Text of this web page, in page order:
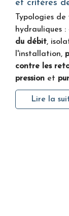
et critères
Typologies
hydrauliques :
du débit,
l'installation,
contre les
pression et
Lire la